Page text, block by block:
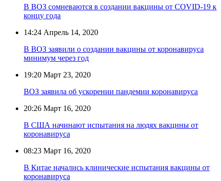
В ВОЗ сомневаются в создании вакцины от COVID-19 к
концу года
14:24 Апрель 14, 2020
В ВОЗ заявили о создании вакцины от коронавируса
минимум через год
19:20 Март 23, 2020
ВОЗ заявила об ускорении пандемии коронавируса
20:26 Март 16, 2020
В США начинают испытания на людях вакцины от
коронавируса
08:23 Март 16, 2020
В Китае начались клинические испытания вакцины от
коронавируса